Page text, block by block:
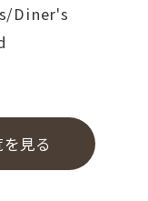
Diner's
見る